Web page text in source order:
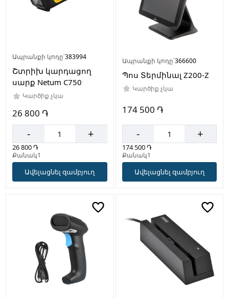
Ապրանքի կոդը՝383994
Շտրիխ կարդացող
սարք Netum C750
Կարծիք չկա
26 800 ֏
- +
26 800 ֏
Քանակ1
Ավելացնել զամբյուղ
Ապրանքի կոդը՝366600
Պոս Տերմինալ Z200-Z
Կարծիք չկա
174 500 ֏
- +
174 500 ֏
Քանակ1
Ավելացնել զամբյուղ